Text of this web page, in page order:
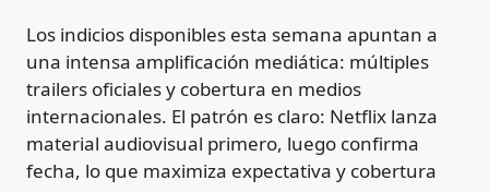
Los indicios disponibles esta semana apuntan a
una intensa amplificación mediática: múltiples
trailers oficiales y cobertura en medios
internacionales. El patrón es claro: Netflix lanza
material audiovisual primero, luego confirma
fecha, lo que maximiza expectativa y cobertura